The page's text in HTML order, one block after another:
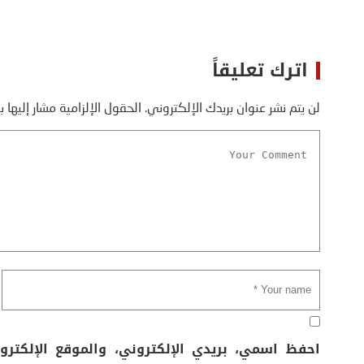
اترك تعليقاً
لن يتم نشر عنوان بريدك الإلكتروني. الحقول الإلزامية مشار إليها
احفظ اسمي، بريدي الإلكتروني، والموقع